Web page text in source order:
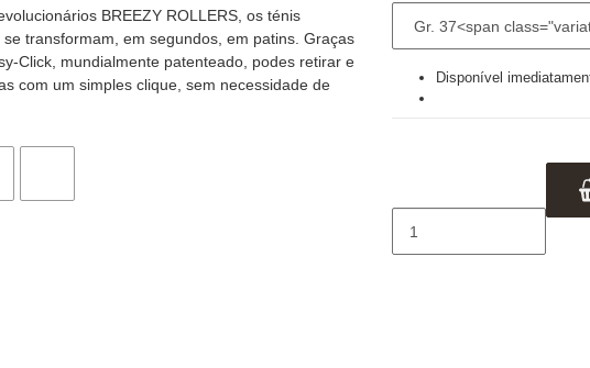
BREEZY ROLLERS, os ténis
transformam, em segundos, em patins. Graças
Click, mundialmente patenteado, podes retirar e
com um simples clique, sem necessidade de
Disponível